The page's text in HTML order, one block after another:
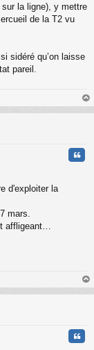
la ligne), y mettre
de la T2 vu
sidéré qu’on laisse
pareil.
au
d'exploiter la
mars.
affligeant…
au